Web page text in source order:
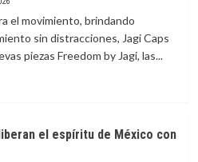
el movimiento, brindando
sin distracciones, Jagi Caps
piezas Freedom by Jagi, las...
el espíritu de México con